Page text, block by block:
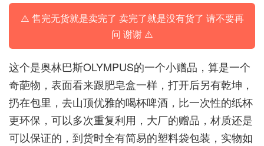
⚠️ 售完无货就是卖完了 卖完了就是没有货了 请不要再
问 谢谢 ⚠️
这个是奥林巴斯OLYMPUS的一个小赠品，算是一个
奇葩物，表面看来跟肥皂盒一样，打开后另有乾坤，
扔在包里，去山顶优雅的喝杯啤酒，比一次性的纸杯
更环保，可以多次重复利用，大厂的赠品，材质还是
可以保证的，到货时全有简易的塑料袋包装，实物如